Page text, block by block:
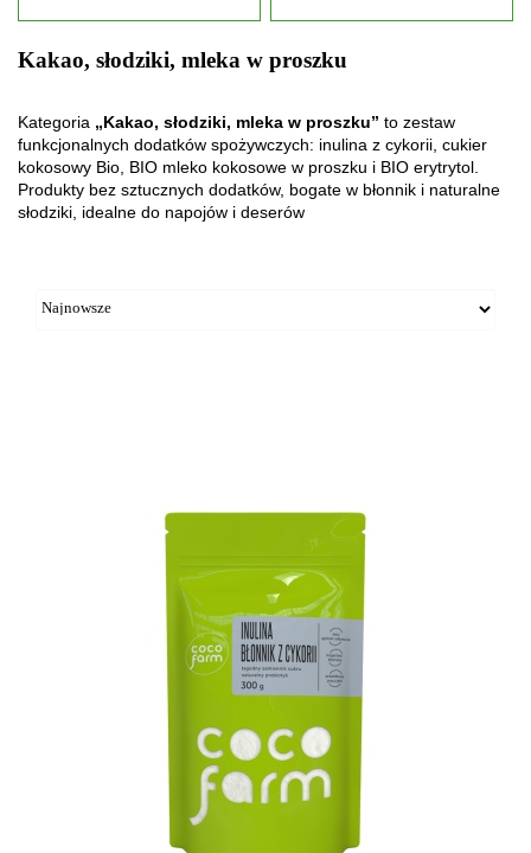
Kakao, słodziki, mleka w proszku
Kategoria „Kakao, słodziki, mleka w proszku” to zestaw
funkcjonalnych dodatków spożywczych: inulina z cykorii, cukier
kokosowy Bio, BIO mleko kokosowe w proszku i BIO erytrytol.
Produkty bez sztucznych dodatków, bogate w błonnik i naturalne
słodziki, idealne do napojów i deserów